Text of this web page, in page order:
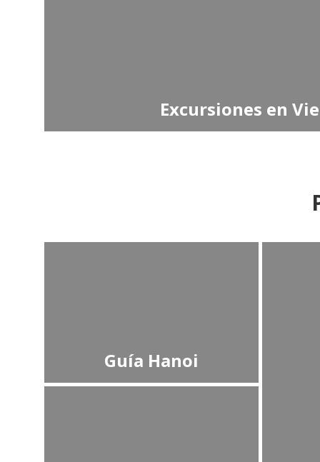
Excursiones en
Guía Hanoi